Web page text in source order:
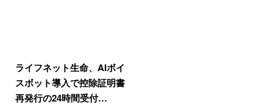
ライフネット生命、AIボイ
スボット導入で控除証明書
再発行の24時間受付…